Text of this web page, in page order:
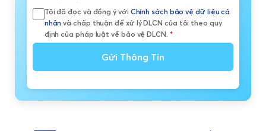
Tôi đã đọc và đồng ý với Chính sách bảo vệ dữ liệu cá
nhân và chấp thuận để xử lý DLCN của tôi theo quy
định của pháp luật về bảo vệ DLCN. *
Gửi Thông Tin